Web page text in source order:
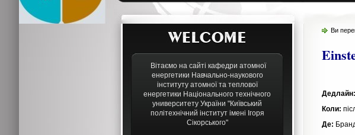
Вітаємо на сайті кафедри атомної
енергетики Навчально-наукового
інституту атомної та теплової
енергетики Національного технічного
университету України "Київський
політехнічний інститут імені Ігоря
Сікорського"
Ви
Дедлайн:
Коли:
Де: